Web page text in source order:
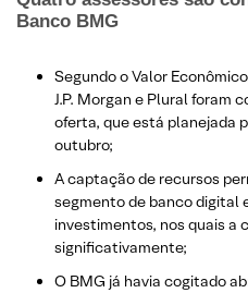
Banco BMG
Segundo o Valor
J.P. Morgan e Plural foram
oferta, que está planejada
outubro;
A captação de recursos
segmento de banco digital
investimentos, nos quais a
significativamente;
O BMG já havia cogitado